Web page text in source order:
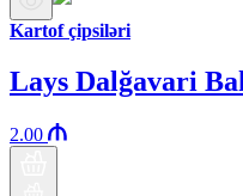
Kartof çipsiləri
Lays Dalğavari
2.00